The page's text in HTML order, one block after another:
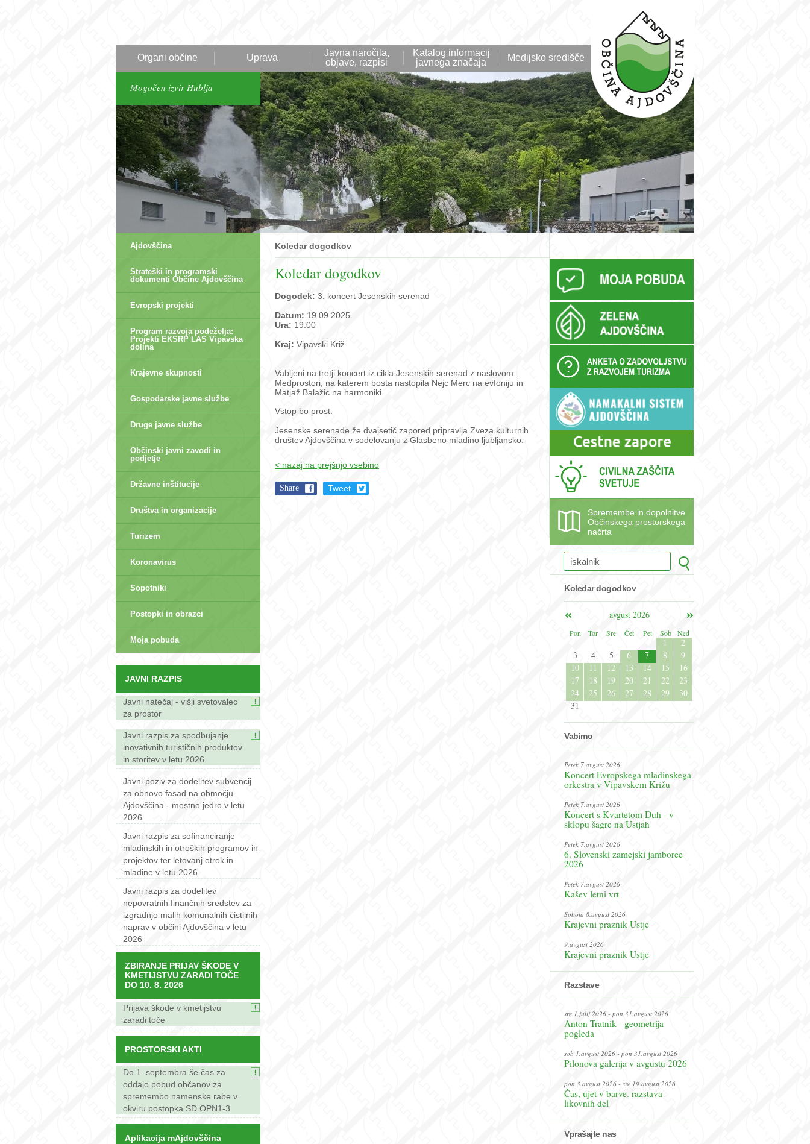
Organi občine Uprava
Javna naročila,
objave, razpisi
Katalog informacij
javnega značaja
Medijsko središče
Mogočen izvir Hublja
Ajdovščina
Strateški in programski
dokumenti Občine Ajdovščina
Evropski projekti
Program razvoja podeželja:
Projekti EKSRP LAS Vipavska
dolina
Krajevne skupnosti
Gospodarske javne službe
Druge javne službe
Občinski javni zavodi in
podjetje
Državne inštitucije
Društva in organizacije
Turizem
Koronavirus
Sopotniki
Postopki in obrazci
Moja pobuda
JAVNI RAZPIS
Javni natečaj - višji svetovalec
za prostor
Javni razpis za spodbujanje
inovativnih turističnih produktov
in storitev v letu 2026
Javni poziv za dodelitev subvencij
za obnovo fasad na območju
Ajdovščina - mestno jedro v letu
2026
Javni razpis za sofinanciranje
mladinskih in otroških programov in
projektov ter letovanj otrok in
mladine v letu 2026
Javni razpis za dodelitev
nepovratnih finančnih sredstev za
izgradnjo malih komunalnih čistilnih
naprav v občini Ajdovščina v letu
2026
ZBIRANJE PRIJAV ŠKODE V
KMETIJSTVU ZARADI TOČE
DO 10. 8. 2026
Prijava škode v kmetijstvu
zaradi toče
PROSTORSKI AKTI
Do 1. septembra še čas za
oddajo pobud občanov za
spremembo namenske rabe v
okviru postopka SD OPN1-3
Aplikacija mAjdovščina
Koledar dogodkov
Koledar dogodkov
Dogodek: 3. koncert Jesenskih serenad
Datum: 19.09.2025
Ura: 19:00
Kraj: Vipavski Križ
Vabljeni na tretji koncert iz cikla Jesenskih serenad z naslovom
Medprostori, na katerem bosta nastopila Nejc Merc na evfoniju in
Matjaž Balažic na harmoniki.
Vstop bo prost.
Jesenske serenade že dvajsetič zapored pripravlja Zveza kulturnih
društev Ajdovščina v sodelovanju z Glasbeno mladino ljubljansko.
< nazaj na prejšnjo vsebino
Share Tweet
Spremembe in dopolnitve
Občinskega prostorskega
načrta
Koledar dogodkov
avgust 2026
Pon
Tor Sre Čet Pet Sob Ned
1
2
3
4 5 6 7 8
9
10
11 12 13 14 15
16
17
18 19 20 21 22
23
24
25 26 27 28 29
30
31
Vabimo
Petek 7.avgust 2026
Koncert Evropskega mladinskega
orkestra v Vipavskem Križu
Petek 7.avgust 2026
Koncert s Kvartetom Duh - v
sklopu šagre na Ustjah
Petek 7.avgust 2026
6. Slovenski zamejski jamboree
2026
Petek 7.avgust 2026
Kašev letni vrt
Sobota 8.avgust 2026
Krajevni praznik Ustje
9.avgust 2026
Krajevni praznik Ustje
Razstave
sre 1.julij 2026 - pon 31.avgust 2026
Anton Tratnik - geometrija
pogleda
sob 1.avgust 2026 - pon 31.avgust 2026
Pilonova galerija v avgustu 2026
pon 3.avgust 2026 - sre 19.avgust 2026
Čas, ujet v barve. razstava
likovnih del
Vprašajte nas